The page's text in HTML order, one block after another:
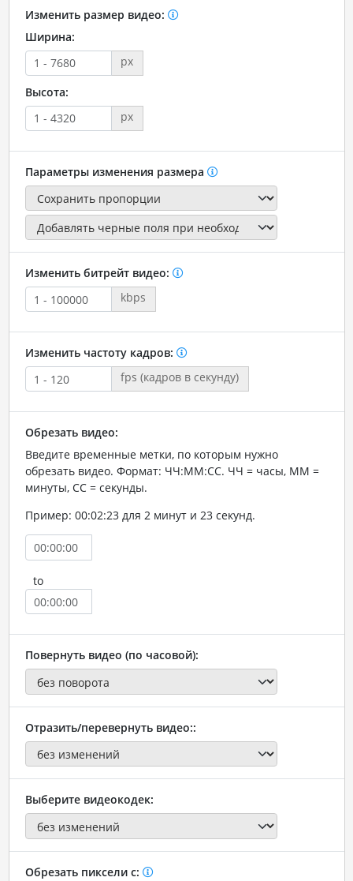
Изменить размер видео:
Ширина:
px
Высота:
px
Параметры изменения размера
Изменить битрейт видео:
kbps
Изменить частоту кадров:
fps (кадров в секунду)
Обрезать видео:
Введите временные метки, по которым нужно
обрезать видео. Формат: ЧЧ:ММ:СС. ЧЧ = часы, ММ =
минуты, СС = секунды.
Пример: 00:02:23 для 2 минут и 23 секунд.
to
Повернуть видео (по часовой):
Отразить/перевернуть видео::
Выберите видеокодек:
Обрезать пиксели с: